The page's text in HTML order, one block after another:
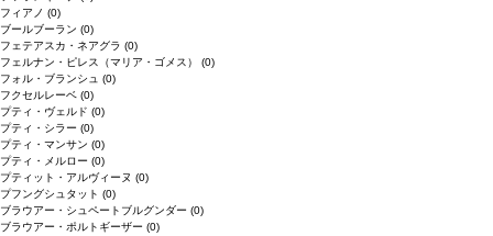
フィアノ (0)
ブールブーラン (0)
フェテアスカ・ネアグラ (0)
フェルナン・ピレス（マリア・ゴメス） (0)
フォル・ブランシュ (0)
フクセルレーベ (0)
プティ・ヴェルド (0)
プティ・シラー (0)
プティ・マンサン (0)
プティ・メルロー (0)
プティット・アルヴィーヌ (0)
プフングシュタット (0)
ブラウアー・シュペートブルグンダー (0)
ブラウアー・ポルトギーザー (0)